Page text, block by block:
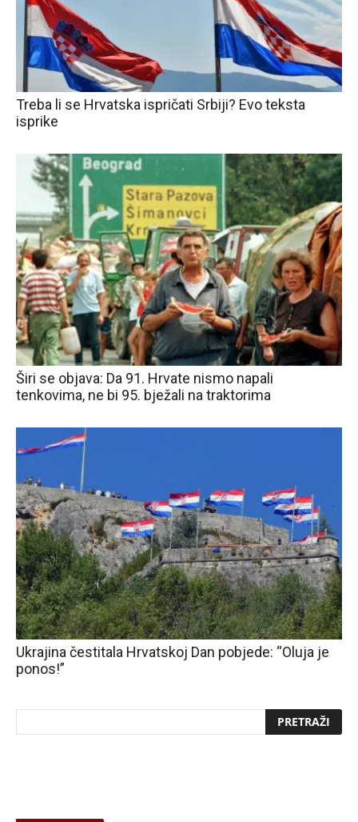
Treba li se Hrvatska ispričati Srbiji? Evo teksta
isprike
Širi se objava: Da 91. Hrvate nismo napali
tenkovima, ne bi 95. bježali na traktorima
Ukrajina čestitala Hrvatskoj Dan pobjede: “Oluja je
ponos!”